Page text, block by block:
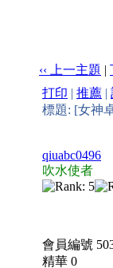
‹‹ 上一主題 |
打印 | 推薦 |
標題: [女神
qiuabc0496
吹水使者
會員編號
精華 0